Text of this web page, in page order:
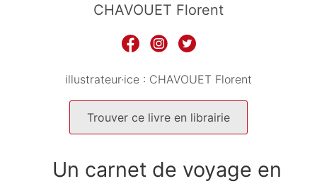
CHAVOUET Florent
illustrateur·ice : CHAVOUET Florent
Trouver ce livre en librairie
Un carnet de voyage en